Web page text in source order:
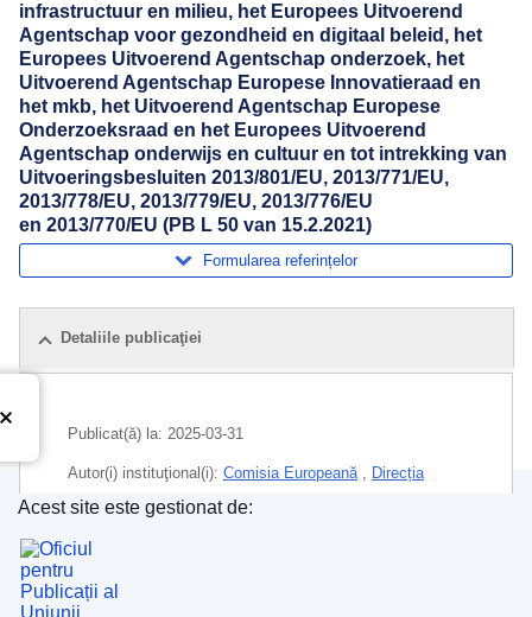
infrastructuur en milieu, het Europees Uitvoerend
Agentschap voor gezondheid en digitaal beleid, het
Europees Uitvoerend Agentschap onderzoek, het
Uitvoerend Agentschap Europese Innovatieraad en
het mkb, het Uitvoerend Agentschap Europese
Onderzoeksraad en het Europees Uitvoerend
Agentschap onderwijs en cultuur en tot intrekking van
Uitvoeringsbesluiten 2013/801/EU, 2013/771/EU,
2013/778/EU, 2013/779/EU, 2013/776/EU
en 2013/770/EU (PB L 50 van 15.2.2021)
Formularea referințelor
Detaliile publicaţiei
Publicat(ă) la: 2025-03-31
Autor(i) instituţional(i): Comisia Europeană , Direcția
Generală Traduceri(Comisia Europeană
Subiecte:
cultură
schimbare climatică
Oficiul pentru Publicații al Uniunii Europene
Acest site este gestionat de: